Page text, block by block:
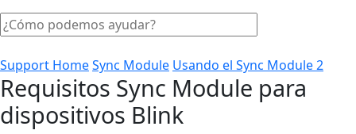
Support HomeSync Module Usando el Sync Module 2
Requisitos Sync Module para
dispositivos Blink